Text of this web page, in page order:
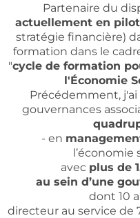
Partenaire du
actuellement en
stratégie financière)
formation dans le
"cycle de formation
l'Économie
Précédemment, j'ai
gouvernances
- en
l’économie
avec plus de
au sein d’une
dont 10
directeur au service de